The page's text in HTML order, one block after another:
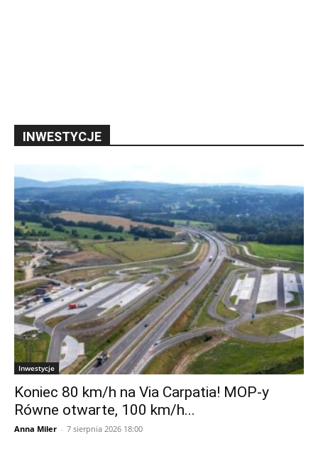
INWESTYCJE
Inwestycje
Koniec 80 km/h na Via Carpatia! MOP-y
Równe otwarte, 100 km/h...
Anna Miler - 7 sierpnia 2026 18:00